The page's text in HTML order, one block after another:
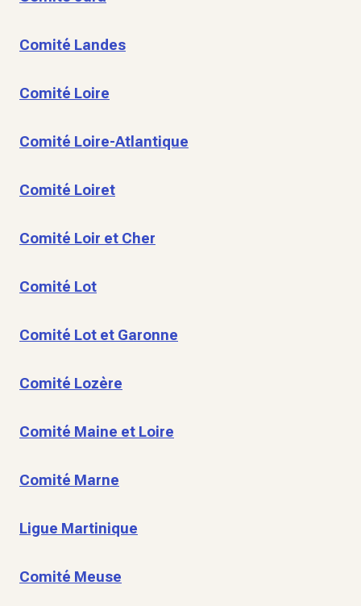
Comité Landes
Comité Loire
Comité Loire-Atlantique
Comité Loiret
Comité Loir et Cher
Comité Lot
Comité Lot et Garonne
Comité Lozère
Comité Maine et Loire
Comité Marne
Ligue Martinique
Comité Meuse